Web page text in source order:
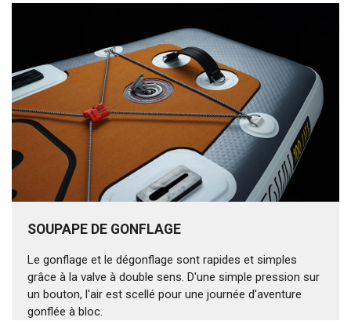
SOUPAPE DE GONFLAGE
Le gonflage et le dégonflage sont rapides et simples
grâce à la valve à double sens. D'une simple pression sur
un bouton, l'air est scellé pour une journée d'aventure
gonflée à bloc.